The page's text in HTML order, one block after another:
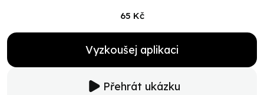
65 Kč
Vyzkoušej aplikaci
Přehrát ukázku